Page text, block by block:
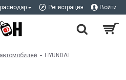
Регистрация Войти
HYUNDAI